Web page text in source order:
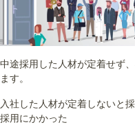
中途採用した人材が定着せず
ます。
入社した人材が定着しないと
採用にかかった